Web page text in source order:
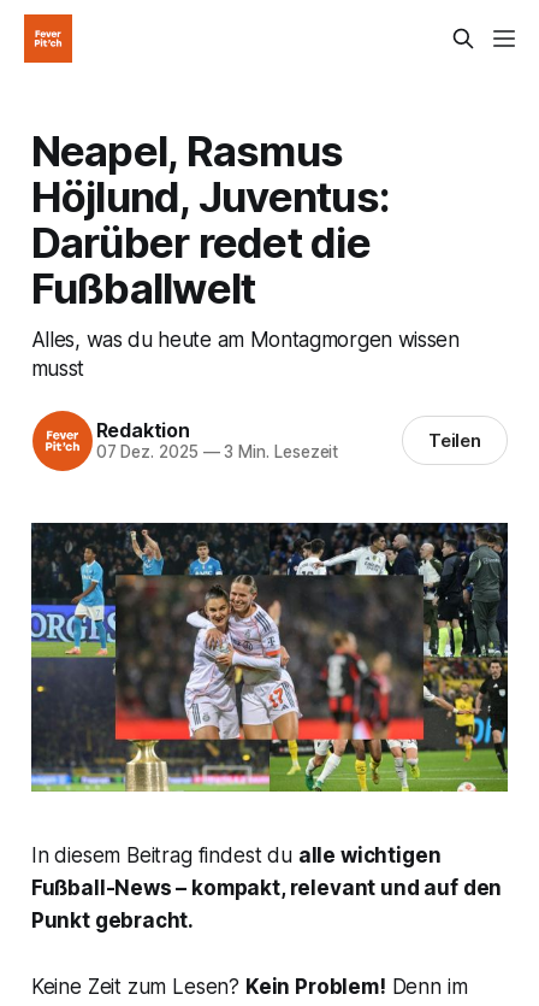
Neapel, Rasmus
Höjlund, Juventus:
Darüber redet die
Fußballwelt
Alles, was du heute am Montagmorgen wissen
musst
Redaktion
07 Dez. 2025 —3 Min. Lesezeit Teilen
In diesem Beitrag findest du alle wichtigen
Fußball-News – kompakt, relevant und auf den
Punkt gebracht.
Keine Zeit zum Lesen? Kein Problem! Denn im